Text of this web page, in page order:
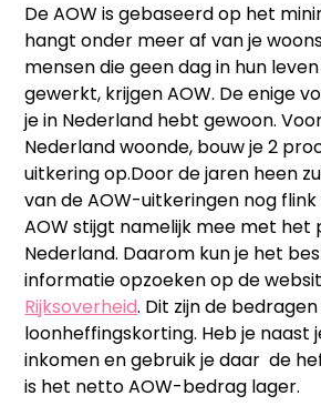
De AOW is gebaseerd op het
hangt onder meer af van je
mensen die geen dag in hun
gewerkt, krijgen AOW. De enige
je in Nederland hebt gewoon.
Nederland woonde, bouw je 2
uitkering op.Door de jaren heen
van de AOW-uitkeringen nog
AOW stijgt namelijk mee met het
Nederland. Daarom kun je het
informatie opzoeken op de
Rijksoverheid. Dit zijn de
loonheffingskorting. Heb je naast
inkomen en gebruik je daar de
is het netto AOW-bedrag lager.